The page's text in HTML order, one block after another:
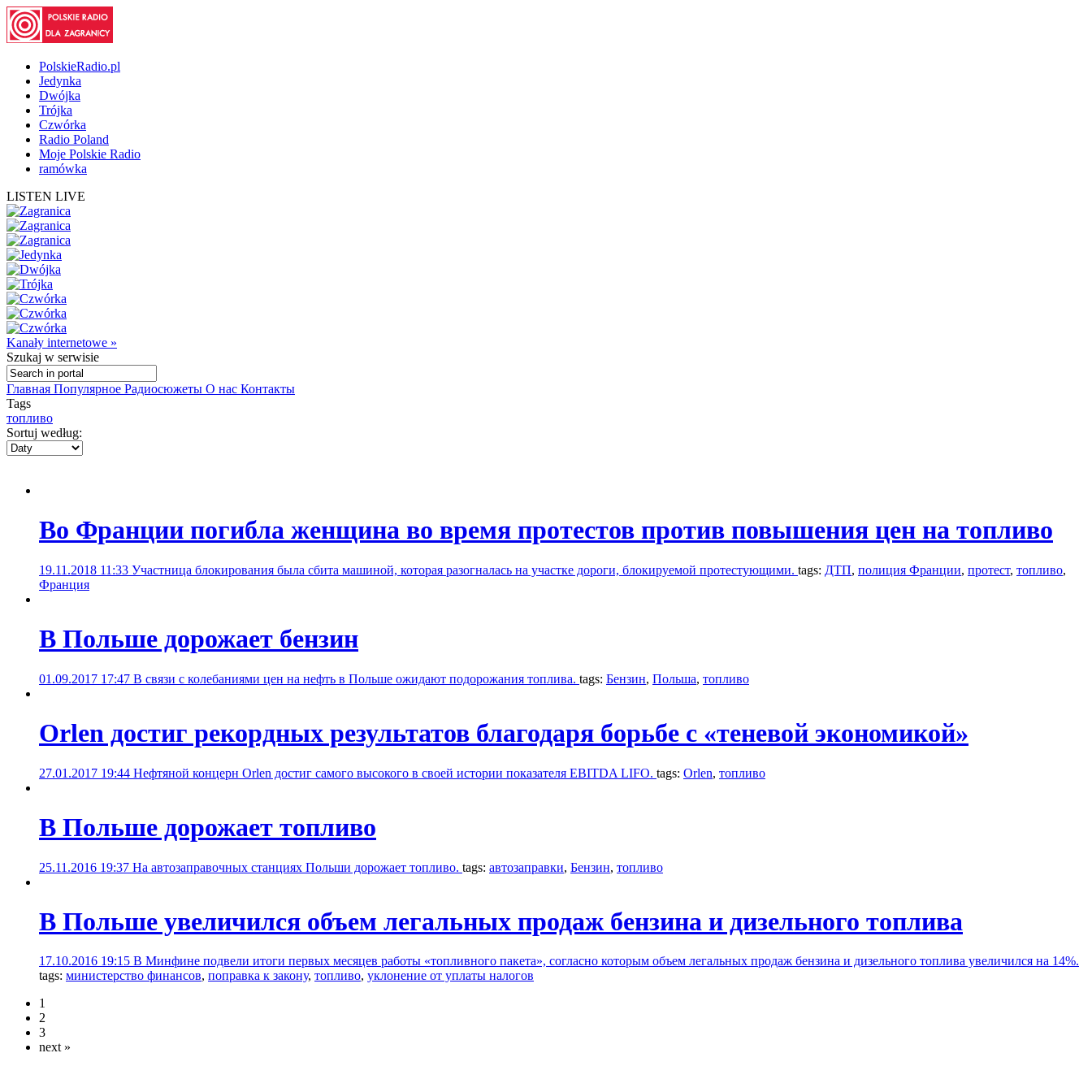
PolskieRadio.pl
Jedynka
Dwójka
Trójka
Czwórka
Radio Poland
Moje Polskie Radio
ramówka
LISTEN LIVE
Kanały internetowe »
Szukaj w serwisie
Главная Популярное Радиосюжеты О нас Контакты
Tags
топливо
Sortuj według:
Во Франции погибла женщина во время протестов против повышения цен на топливо
19.11.2018 11:33 Участница блокирования была сбита машиной, которая разогналась на участке дороги, блокируемой протестующими. tags: ДТП, полиция Франции, протест, топливо,
Франция
В Польше дорожает бензин
01.09.2017 17:47 В связи с колебаниями цен на нефть в Польше ожидают подорожания топлива. tags: Бензин, Польша, топливо
Orlen достиг рекордных результатов благодаря борьбе с «теневой экономикой»
27.01.2017 19:44 Нефтяной концерн Orlen достиг самого высокого в своей истории показателя EBITDA LIFO. tags: Orlen, топливо
В Польше дорожает топливо
25.11.2016 19:37 На автозаправочных станциях Польши дорожает топливо. tags: автозаправки, Бензин, топливо
В Польше увеличился объем легальных продаж бензина и дизельного топлива
17.10.2016 19:15 В Минфине подвели итоги первых месяцев работы «топливного пакета», согласно которым объем легальных продаж бензина и дизельного топлива увеличился на 14%.
tags: министерство финансов, поправка к закону, топливо, уклонение от уплаты налогов
1
2
3
next »